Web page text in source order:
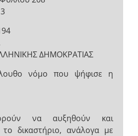
ΔΗΜΟΚΡΑΤΙΑΣ
νόμο που ψήφισε η
να αυξηθούν και
δικαστήριο, ανάλογα με